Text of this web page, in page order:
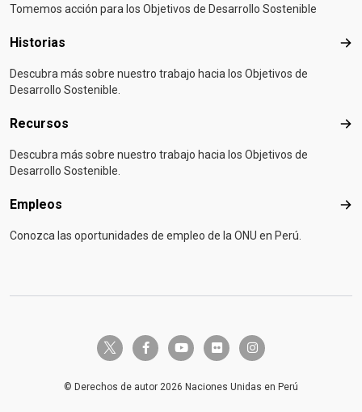
Tomemos acción para los Objetivos de Desarrollo Sostenible
Historias
Descubra más sobre nuestro trabajo hacia los Objetivos de
Desarrollo Sostenible.
Recursos
Descubra más sobre nuestro trabajo hacia los Objetivos de
Desarrollo Sostenible.
Empleos
Conozca las oportunidades de empleo de la ONU en Perú.
twitter-x facebook-fyoutube flickr instagram
© Derechos de autor 2026 Naciones Unidas en Perú